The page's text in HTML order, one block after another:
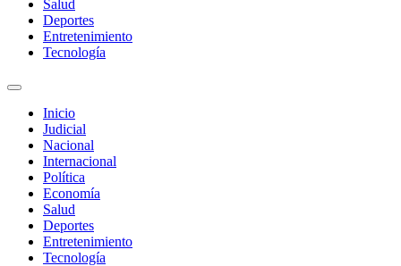
Salud
Deportes
Entretenimiento
Tecnología
Inicio
Judicial
Nacional
Internacional
Política
Economía
Salud
Deportes
Entretenimiento
Tecnología